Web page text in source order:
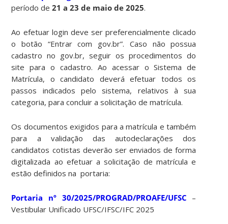
período de21 a 23 de maio de 2025.
Ao efetuar login deve ser preferencialmente clicado
o botão “Entrar com gov.br”. Caso não possua
cadastro no gov.br, seguir os procedimentos do
site para o cadastro. Ao acessar o Sistema de
Matrícula, o candidato deverá efetuar todos os
passos indicados pelo sistema, relativos à sua
categoria, para concluir a solicitação de matrícula.
Os documentos exigidos para a matrícula e também
para a validação das autodeclarações dos
candidatos cotistas deverão ser enviados de forma
digitalizada ao efetuar a solicitação de matrícula e
estão definidos na portaria:
Portaria nº 30/2025/PROGRAD/PROAFE/UFSC –
Vestibular Unificado UFSC/IFSC/IFC 2025